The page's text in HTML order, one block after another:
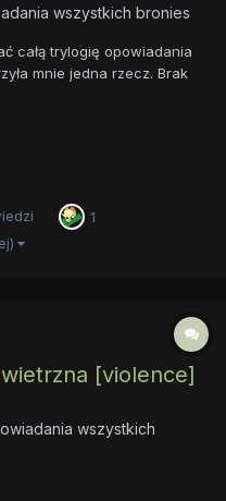
wszystkich bronies
całą trylogię opowiadania
mnie jedna rzecz. Brak
z optymistycznym
BoD ora...
1
[violence]
wszystkich